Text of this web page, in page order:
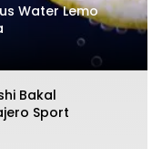
Water Lemo
Bakal
Sport